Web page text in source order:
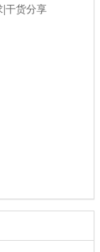
干货分享